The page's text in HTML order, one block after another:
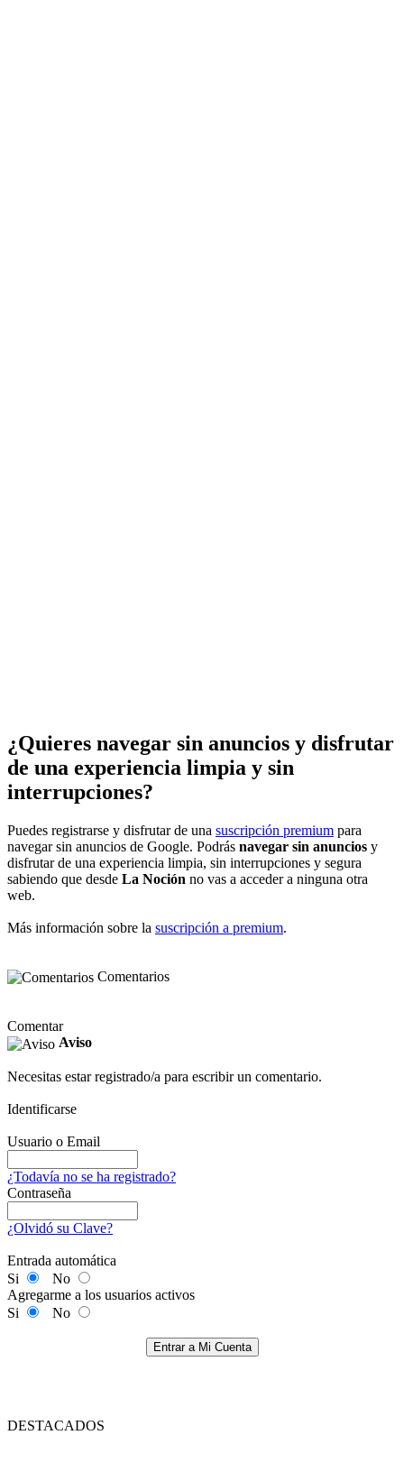
¿Quieres navegar sin anuncios y disfrutar
de una experiencia limpia y sin
interrupciones?
Puedes registrarse y disfrutar de una suscripción premium para
navegar sin anuncios de Google. Podrás navegar sin anuncios y
disfrutar de una experiencia limpia, sin interrupciones y segura
sabiendo que desde La Noción no vas a acceder a ninguna otra
web.
Más información sobre la suscripción a premium.
Comentarios
Comentar
Aviso
Necesitas estar registrado/a para escribir un comentario.
Identificarse
Usuario o Email
¿Todavía no se ha registrado?
Contraseña
¿Olvidó su Clave?
Entrada automática
Si
No
Agregarme a los usuarios activos
Si
No
Entrar a Mi Cuenta
DESTACADOS